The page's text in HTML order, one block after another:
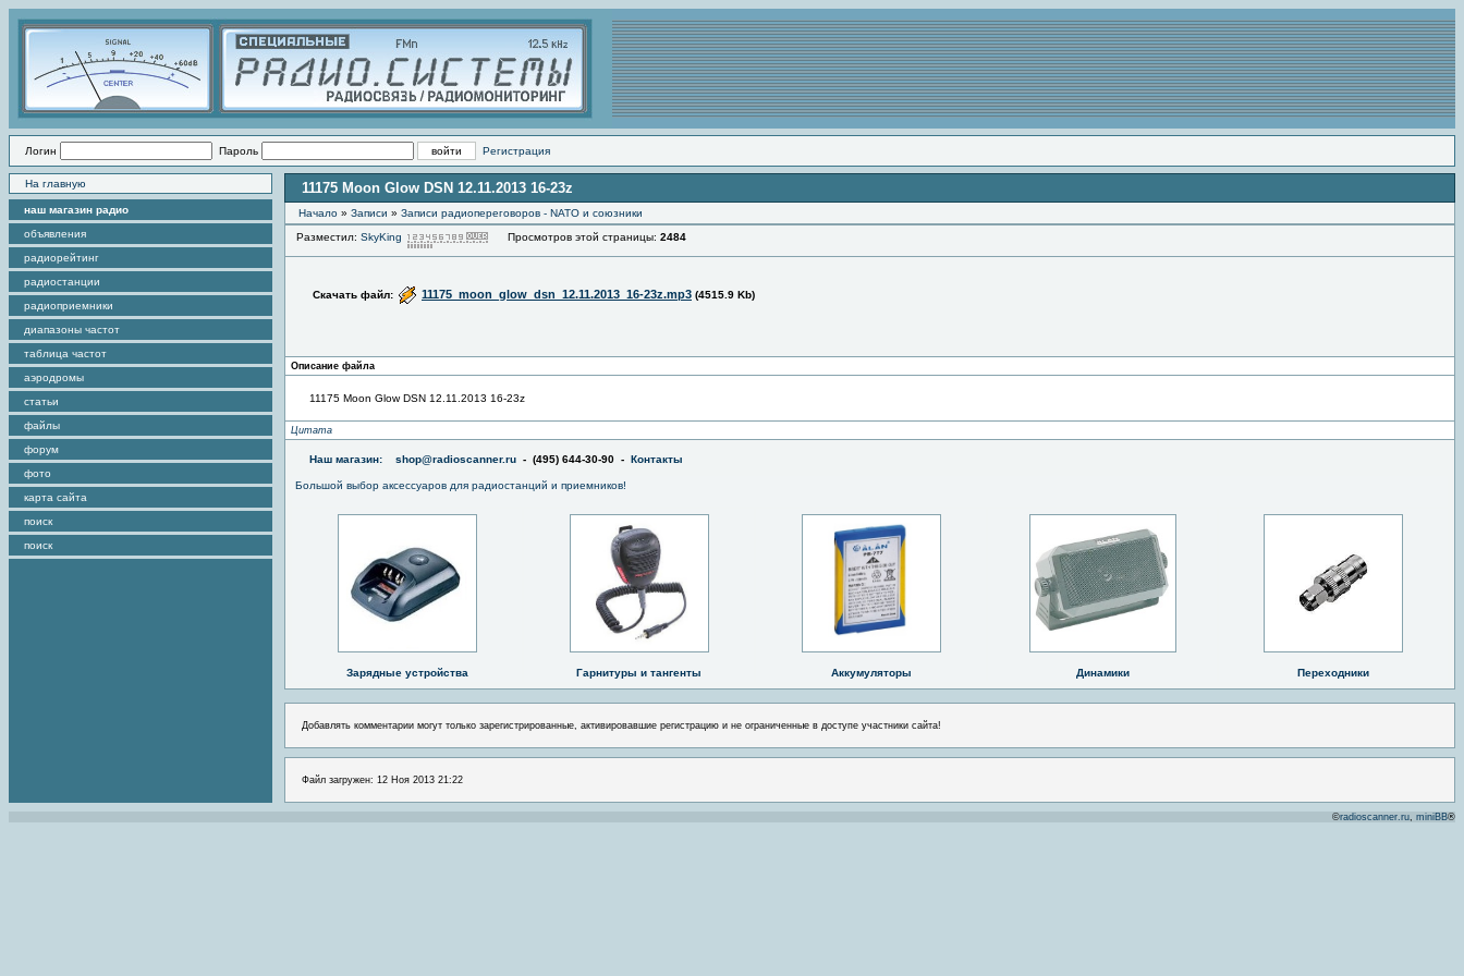
Логин Пароль Регистрация
На главную
наш магазин радио
объявления
радиорейтинг
радиостанции
радиоприемники
диапазоны частот
таблица частот
аэродромы
статьи
файлы
форум
фото
карта сайта
поиск
поиск
11175 Moon Glow DSN 12.11.2013 16-23z
Начало » Записи » Записи радиопереговоров - NATO и союзники
Разместил: SkyKing Просмотров этой страницы: 2484
Скачать файл: 11175_moon_glow_dsn_12.11.2013_16-23z.mp3 (4515.9 Kb)
Описание файла
11175 Moon Glow DSN 12.11.2013 16-23z
Цитата
Наш магазин: shop@radioscanner.ru - (495) 644-30-90 - Контакты
Большой выбор аксессуаров для радиостанций и приемников!
Зарядные устройства Гарнитуры и тангенты Аккумуляторы Динамики Переходники
Добавлять комментарии могут только зарегистрированные, активировавшие регистрацию и не ограниченные в доступе участники сайта!
Файл загружен: 12 Ноя 2013 21:22
©radioscanner.ru, miniBB®